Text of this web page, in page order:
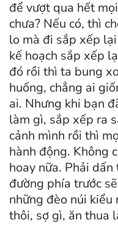
để vượt qua hết
chưa? Nếu có, thì
lo mà đi sắp xếp
kế hoạch sắp xếp
đó rồi thì ta bung
huống, chẳng ai
ai. Nhưng khi bạn
làm gì, sắp xếp ra
cảnh mình rồi thì
hành động. Không
hoay nữa. Phải
đường phía trước
những đèo núi
thôi, sợ gì, ăn thua